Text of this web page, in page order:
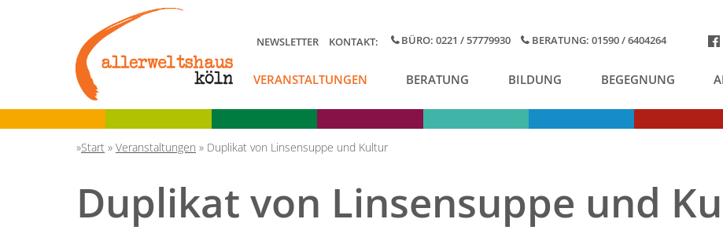
BÜRO: 0221 / 57779930 BERATUNG: 01590 / 6404264
NEWSLETTER KONTAKT:
VERANSTALTUNGEN BERATUNG BILDUNG BEGEGNUNG
Start » Veranstaltungen » Duplikat von Linsensuppe und Kultur
Duplikat von Linsensuppe und